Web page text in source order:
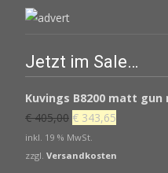
Jetzt im Sale…
Kuvings B8200 matt gun
€405,00 Ursprünglicher
Preis
war:
€ 343,65
ist:
inkl. 19 % MwSt.
zzgl. Versandkosten